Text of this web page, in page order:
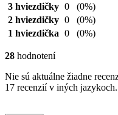
3 hviezdičky 0
(0%)
2 hviezdičky 0
(0%)
1 hviezdička 0 (0%)
28 hodnotení
Nie sú aktuálne žiadne
17 recenzií v iných jazykoch.